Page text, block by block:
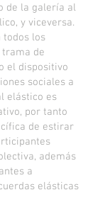
de la galería al
y viceversa.
todos los
de
el dispositivo
sociales a
elástico es
por tanto
de estirar
además
a
elásticas